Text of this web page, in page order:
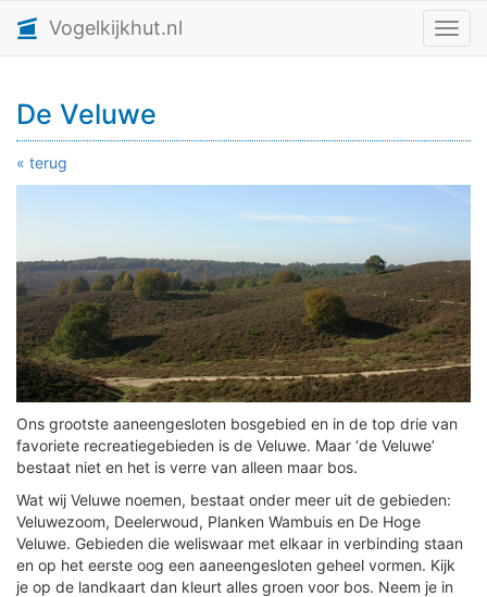
Vogelkijkhut.nl
De Veluwe
« terug
Ons grootste aaneengesloten bosgebied en in de top drie van
favoriete recreatiegebieden is de Veluwe. Maar ‘de Veluwe’
bestaat niet en het is verre van alleen maar bos.
Wat wij Veluwe noemen, bestaat onder meer uit de gebieden:
Veluwezoom, Deelerwoud, Planken Wambuis en De Hoge
Veluwe. Gebieden die weliswaar met elkaar in verbinding staan
en op het eerste oog een aaneengesloten geheel vormen. Kijk
je op de landkaart dan kleurt alles groen voor bos. Neem je in